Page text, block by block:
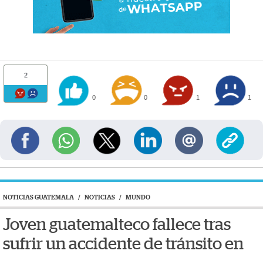
2
0 0 1 1
NOTICIAS GUATEMALA / NOTICIAS / MUNDO
Joven guatemalteco fallece tras
sufrir un accidente de tránsito en